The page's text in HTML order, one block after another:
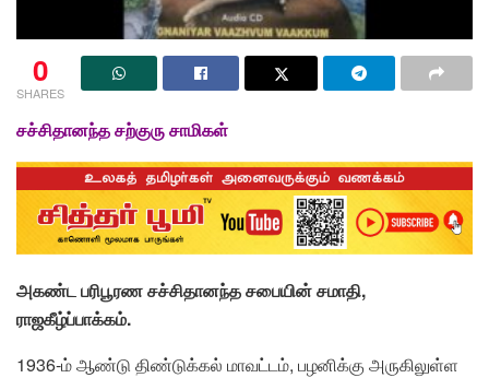
0
SHARES
சச்சிதானந்த சற்குரு சாமிகள்
அகண்ட பரிபூரண சச்சிதானந்த சபையின் சமாதி,
ராஜகீழ்ப்பாக்கம்.
1936-ம் ஆண்டு திண்டுக்கல் மாவட்டம், பழனிக்கு அருகிலுள்ள